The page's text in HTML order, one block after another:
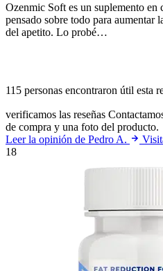
Ozenmic Soft es un suplemento en
pensado sobre todo para aumentar
del apetito. Lo probé…
115 personas encontraron útil esta
verificamos las reseñas
de compra y una foto del producto.
Leer la opinión de Pedro A.
18